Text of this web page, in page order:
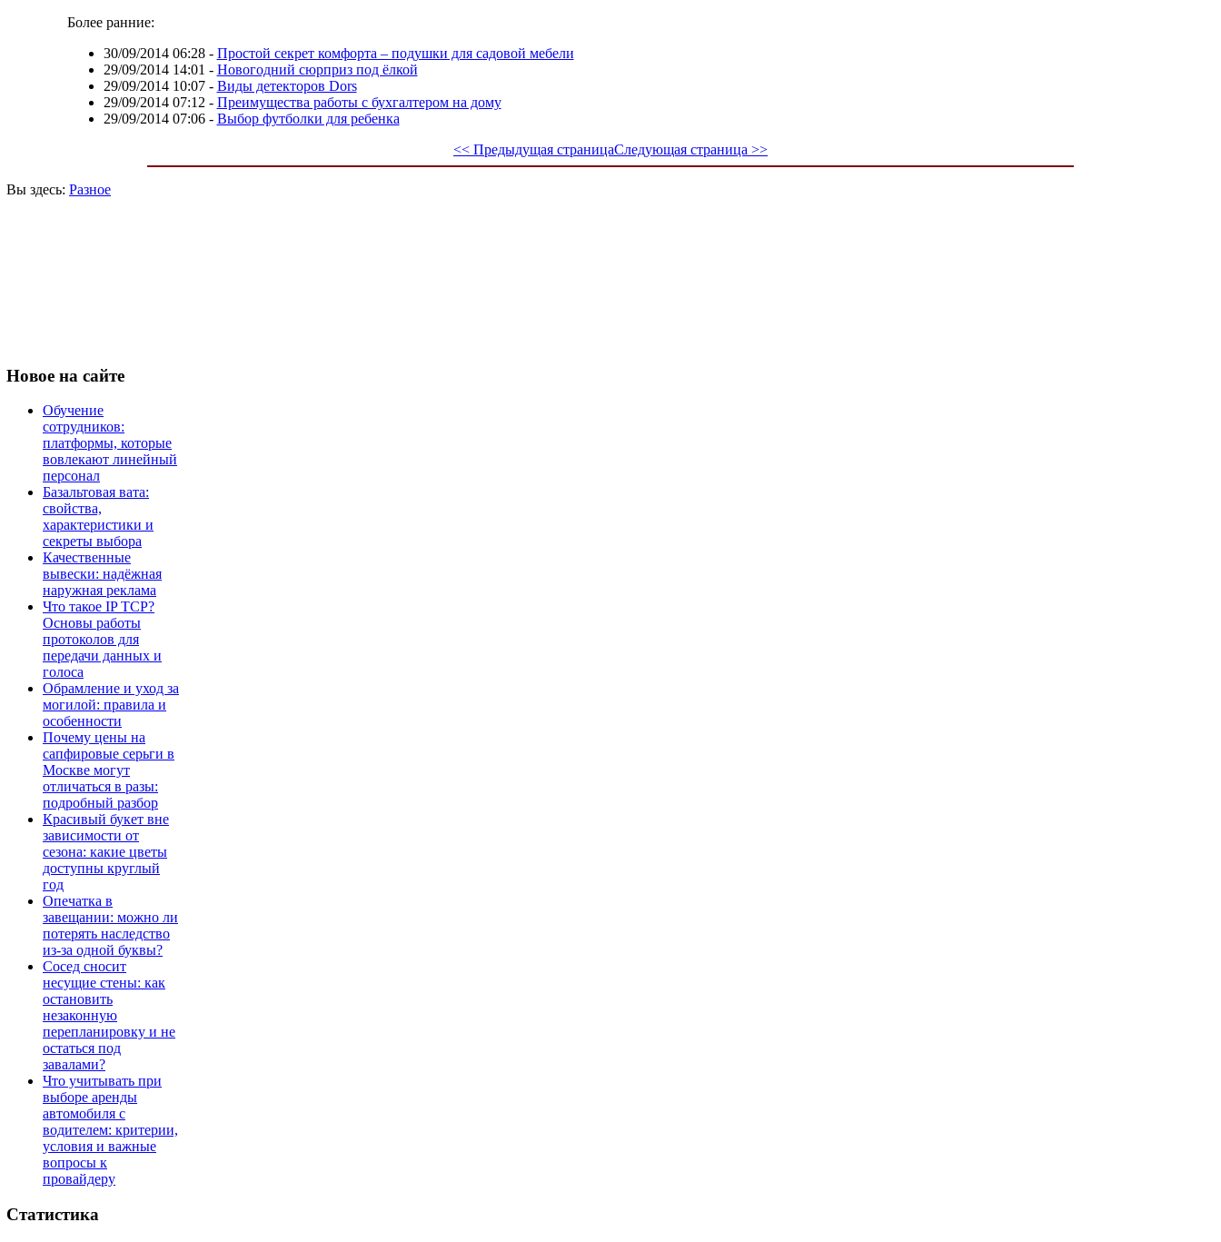
Более ранние:
30/09/2014 06:28- Простой секрет комфорта – подушки для садовой мебели
29/09/2014 14:01 - Новогодний сюрприз под ёлкой
29/09/2014 10:07- Виды детекторов Dors
29/09/2014 07:12 - Преимущества работы с бухгалтером на дому
29/09/2014 07:06- Выбор футболки для ребенка
<< Предыдущая страницаСледующая страница >>
Вы здесь: Разное
Новое на сайте
Обучение
сотрудников:
платформы, которые
вовлекают линейный
персонал
Базальтовая вата:
свойства,
характеристики и
секреты выбора
Качественные
вывески: надёжная
наружная реклама
Что такое IP TCP?
Основы работы
протоколов для
передачи данных и
голоса
Обрамление и уход за
могилой: правила и
особенности
Почему цены на
сапфировые серьги в
Москве могут
отличаться в разы:
подробный разбор
Красивый букет вне
зависимости от
сезона: какие цветы
доступны круглый
год
Опечатка в
завещании: можно ли
потерять наследство
из-за одной буквы?
Сосед сносит
несущие стены: как
остановить
незаконную
перепланировку и не
остаться под
завалами?
Что учитывать при
выборе аренды
автомобиля с
водителем: критерии,
условия и важные
вопросы к
провайдеру
Статистика